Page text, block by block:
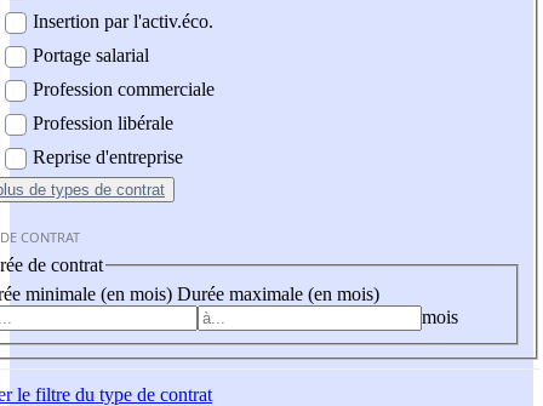
Insertion par l'activ.éco.
Portage salarial
Profession commerciale
Profession libérale
Reprise d'entreprise
de types de contrat
CONTRAT
de contrat
minimale (en mois) Durée maximale (en mois)
mois
le filtre du type de contrat